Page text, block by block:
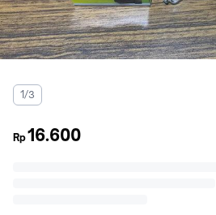
1/3
Rp16.600